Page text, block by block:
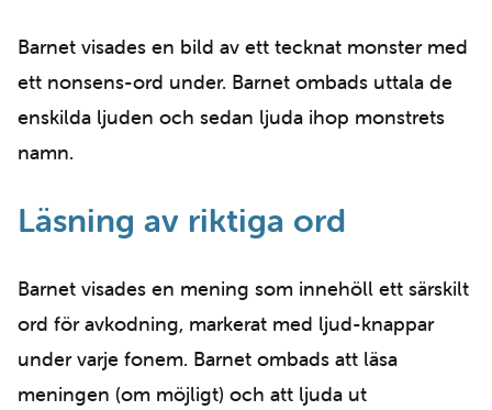
Barnet visades en bild av ett tecknat monster med
ett nonsens-ord under. Barnet ombads uttala de
enskilda ljuden och sedan ljuda ihop monstrets
namn.
Läsning av riktiga ord
Barnet visades en mening som innehöll ett särskilt
ord för avkodning, markerat med ljud-knappar
under varje fonem. Barnet ombads att läsa
meningen (om möjligt) och att ljuda ut